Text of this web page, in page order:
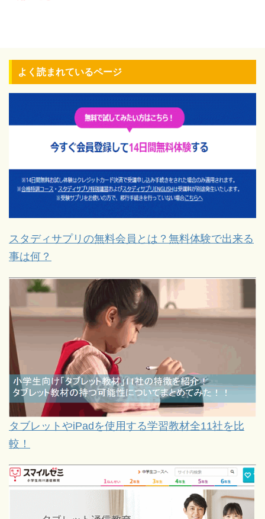
よく読まれているページ
スタディサプリの無料会員とは？無料体験で出来る
事は何？
タブレットやiPadを使用する学習教材全11社を比
較！